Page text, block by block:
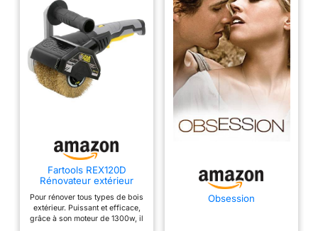
Idéal pour les
terrasses, mobiliers
de jardin, piscines
hors sol, abris de
jardin et aussi portails
en métal, volets, etc.
Largeur de l'abrasif
100 mm, diamètre de
l'abrasif 120 mm Le
une meilleure
aspiration des
poussières) + une
Fartools REX120D
Rénovateur extérieur
120X100MM, Noir
Pour rénover tous types de bois
extérieur. Puissant et efficace,
grâce à son moteur de 1300w, il
Obsession